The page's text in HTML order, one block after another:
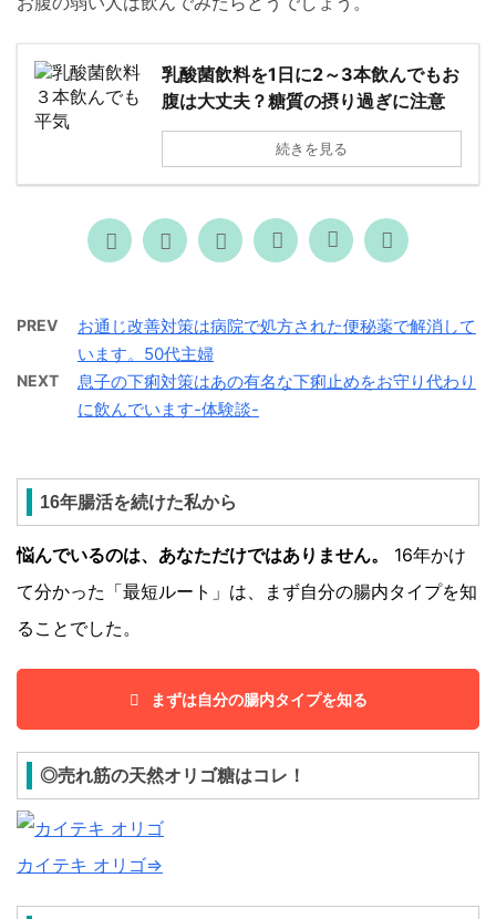
乳酸菌飲料を1日に2～3本飲んでもお
腹は大丈夫？糖質の摂り過ぎに注意
続きを見る
PREV
お通じ改善対策は病院で処方された便秘薬で解消して
います。50代主婦
NEXT
息子の下痢対策はあの有名な下痢止めをお守り代わり
に飲んでいます-体験談-
16年腸活を続けた私から
悩んでいるのは、あなただけではありません。
16年かけ
て分かった「最短ルート」は、まず自分の腸内タイプを知
ることでした。
まずは自分の腸内タイプを知る
◎売れ筋の天然オリゴ糖はコレ！
カイテキ オリゴ⇒